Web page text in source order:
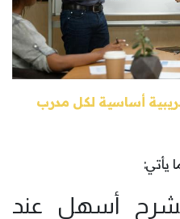
يأتي:
أسهل عند